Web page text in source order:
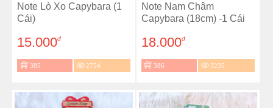
Note Lò Xo Capybara (1
Cái)
15.000đ
385 2754
Note Nam Châm
Capybara (18cm) -1 Cái
18.000đ
386 3235